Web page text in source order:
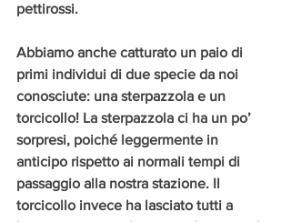
pettirossi.
Abbiamo anche catturato un paio di
primi individui di due specie da noi
conosciute: una sterpazzola e un
torcicollo! La sterpazzola ci ha un po’
sorpresi, poiché leggermente in
anticipo rispetto ai normali tempi di
passaggio alla nostra stazione. Il
torcicollo invece ha lasciato tutti a